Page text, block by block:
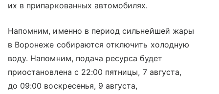
их в припаркованных автомобилях.
Напомним, именно в период сильнейшей жары
в Воронеже собираются отключить холодную
воду. Напомним, подача ресурса будет
приостановлена с 22:00 пятницы, 7 августа,
до 09:00 воскресенья, 9 августа,